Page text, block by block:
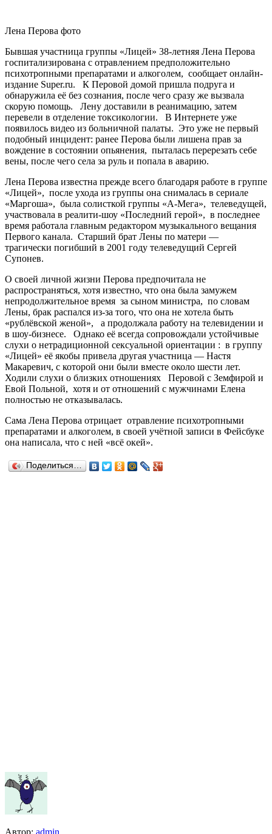
Лена Перова фото
Бывшая участница группы «Лицей» 38-летняя Лена Перова
госпитализирована с отравлением предположительно
психотропными препаратами и алкоголем, сообщает онлайн-
издание Super.ru. К Перовой домой пришла подруга и
обнаружила её без сознания, после чего сразу же вызвала
скорую помощь. Лену доставили в реанимацию, затем
перевели в отделение токсикологии. В Интернете уже
появилось видео из больничной палаты. Это уже не первый
подобный инцидент: ранее Перова были лишена прав за
вождение в состоянии опьянения, пыталась перерезать себе
вены, после чего села за руль и попала в аварию.
Лена Перова известна прежде всего благодаря работе в группе
«Лицей», после ухода из группы она снималась в сериале
«Маргоша», была солисткой группы «А-Мега», телеведущей,
участвовала в реалити-шоу «Последний герой», в последнее
время работала главным редактором музыкального вещания
Первого канала. Старший брат Лены по матери —
трагически погибший в 2001 году телеведущий Сергей
Супонев.
О своей личной жизни Перова предпочитала не
распространяться, хотя известно, что она была замужем
непродолжительное время за сыном министра, по словам
Лены, брак распался из-за того, что она не хотела быть
«рублёвской женой», а продолжала работу на телевидении и
в шоу-бизнесе. Однако её всегда сопровождали устойчивые
слухи о нетрадиционной сексуальной ориентации : в группу
«Лицей» её якобы привела другая участница — Настя
Макаревич, с которой они были вместе около шести лет.
Ходили слухи о близких отношениях Перовой с Земфирой и
Евой Польной, хотя и от отношений с мужчинами Елена
полностью не отказывалась.
Сама Лена Перова отрицает отравление психотропными
препаратами и алкоголем, в своей учётной записи в Фейсбуке
она написала, что с ней «всё окей».
Поделиться…
Автор: admin